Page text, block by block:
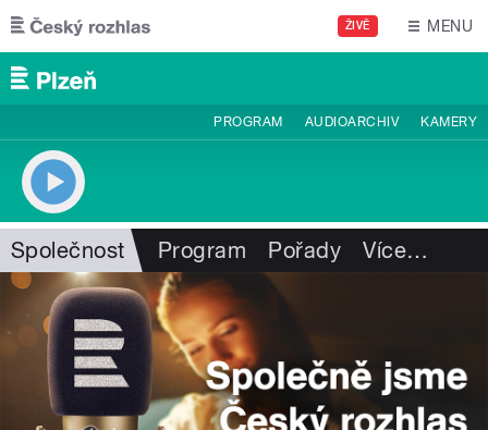
Přejít k hlavnímu obsahu
ŽIVĚ MENU
PROGRAM AUDIOARCHIV KAMERY
Společnost Program Pořady Více…